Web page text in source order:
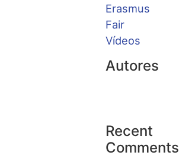
Erasmus
Fair
Vídeos
Autores
Recent
Comments